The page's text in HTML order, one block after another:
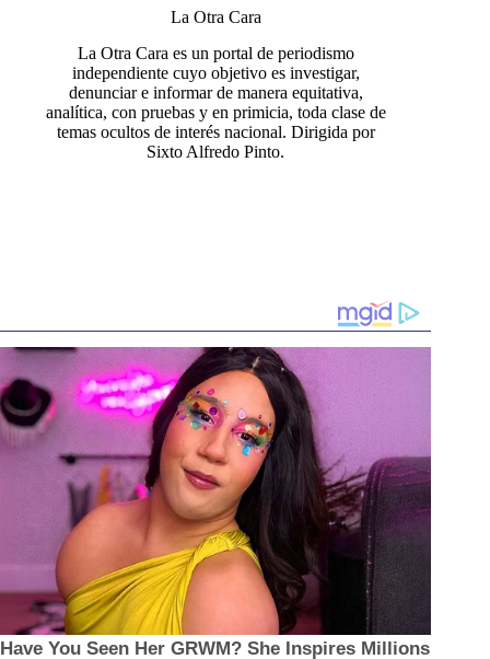
La Otra Cara
La Otra Cara es un portal de periodismo
independiente cuyo objetivo es investigar,
denunciar e informar de manera equitativa,
analítica, con pruebas y en primicia, toda clase de
temas ocultos de interés nacional. Dirigida por
Sixto Alfredo Pinto.